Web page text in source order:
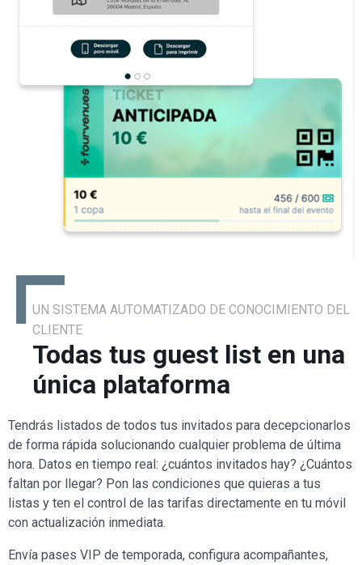
UN SISTEMA AUTOMATIZADO DE CONOCIMIENTO DEL
CLIENTE
Todas tus guest list en una
única plataforma
Tendrás listados de todos tus invitados para decepcionarlos
de forma rápida solucionando cualquier problema de última
hora. Datos en tiempo real: ¿cuántos invitados hay? ¿Cuántos
faltan por llegar? Pon las condiciones que quieras a tus
listas y ten el control de las tarifas directamente en tu móvil
con actualización inmediata.
Envía pases VIP de temporada, configura acompañantes,